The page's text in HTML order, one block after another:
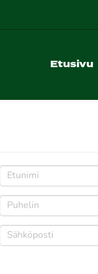
Etusivu